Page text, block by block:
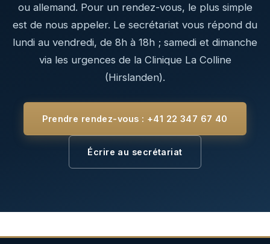
ou allemand. Pour un rendez-vous, le plus simple
est de nous appeler. Le secrétariat vous répond du
lundi au vendredi, de 8h à 18h ; samedi et dimanche
via les urgences de la Clinique La Colline
(Hirslanden).
Prendre rendez-vous : +41 22 347 67 40
Écrire au secrétariat